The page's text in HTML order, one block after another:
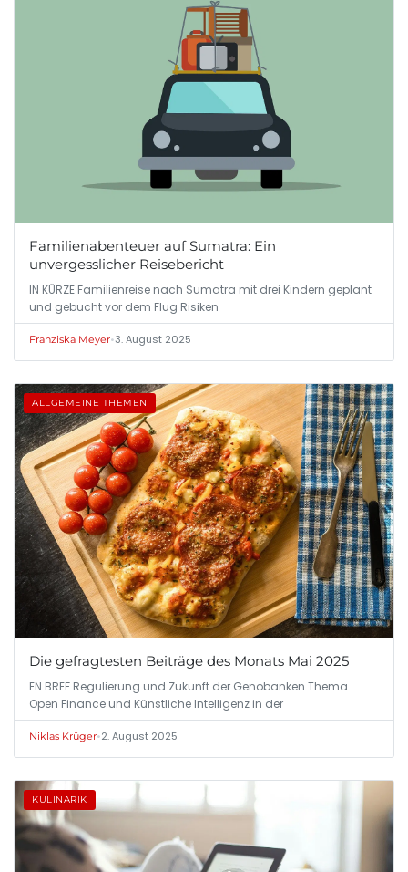
Familienabenteuer auf Sumatra: Ein
unvergesslicher Reisebericht
IN KÜRZE Familienreise nach Sumatra mit drei Kindern geplant
und gebucht vor dem Flug Risiken
Franziska Meyer•3. August 2025
ALLGEMEINE THEMEN
Die gefragtesten Beiträge des Monats Mai 2025
EN BREF Regulierung und Zukunft der Genobanken Thema
Open Finance und Künstliche Intelligenz in der
Niklas Krüger•2. August 2025
KULINARIK